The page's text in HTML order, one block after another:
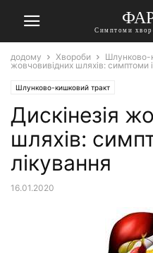
Симптоми
додому Хвороби Шлунково-
жовчовивідних шляхів: симптоми
Шлунково-кишковий тракт
Дискінезія
шляхів:
лікування
16.01.2020